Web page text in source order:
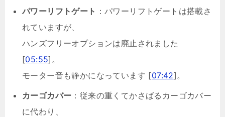
パワーリフトゲート ：パワーリフトゲートは搭載さ
れていますが、
ハンズフリーオプションは廃止されました
[05:55]。
モーター音も静かになっています [07:42]。
カーゴカバー ：従来の重くてかさばるカーゴカバー
に代わり、